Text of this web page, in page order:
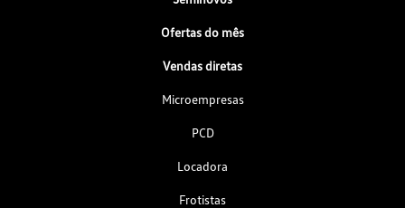
Ofertas do mês
Vendas diretas
Microempresas
PCD
Locadora
Frotistas